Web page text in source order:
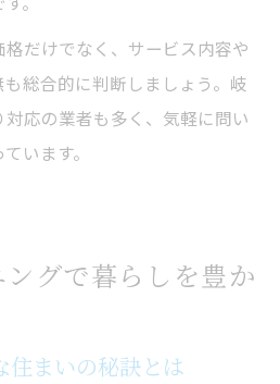
だけでなく、サービス内容や
総合的に判断しましょう。岐
応の業者も多く、気軽に問い
います。
グで暮らしを豊か
住まいの秘訣とは